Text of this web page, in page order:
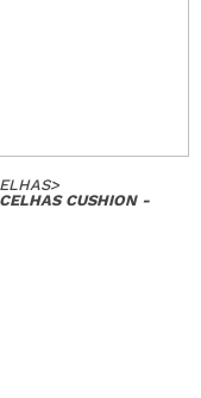
>
CUSHION -